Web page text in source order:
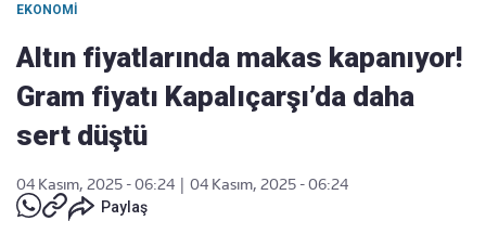
EKONOMI
Altın fiyatlarında makas kapanıyor!
Gram fiyatı Kapalıçarşı’da daha
sert düştü
04 Kasım, 2025 - 06:24
04 Kasım, 2025 - 06:24
Paylaş